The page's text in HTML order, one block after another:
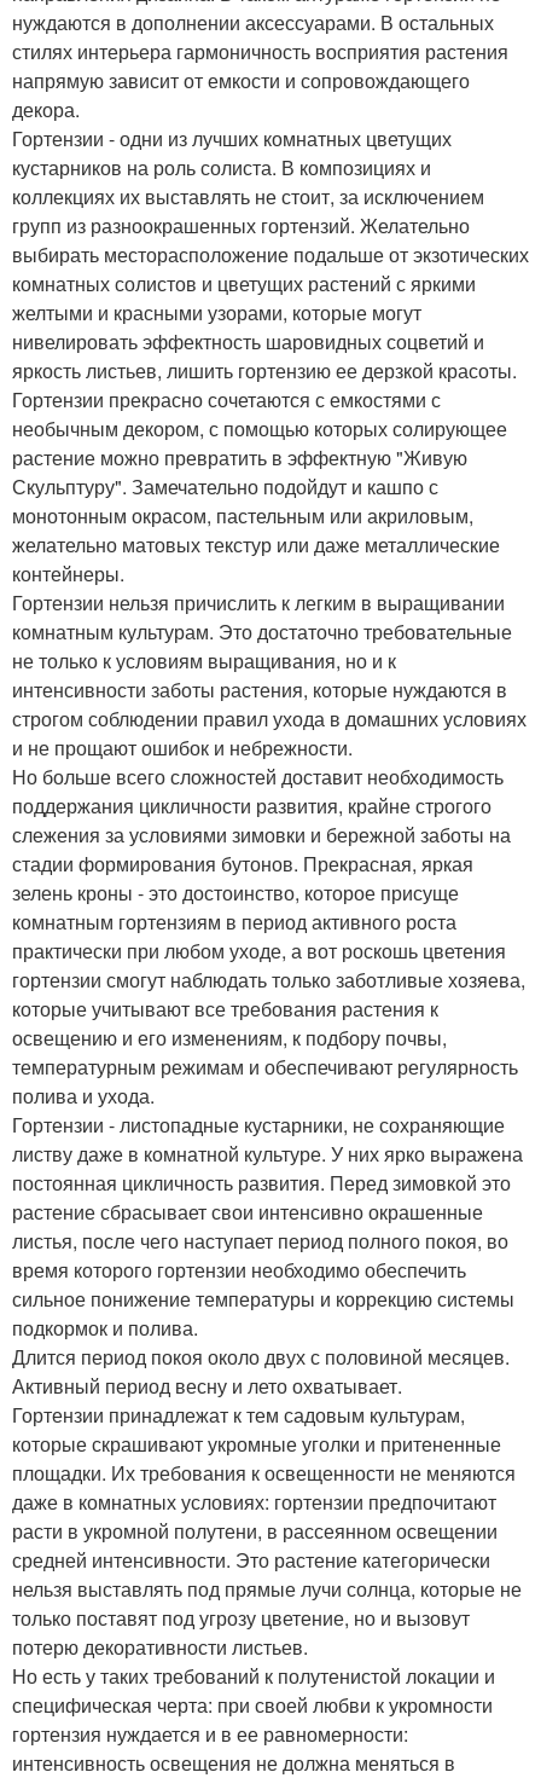
нуждаются в дополнении аксессуарами. В остальных
стилях интерьера гармоничность восприятия растения
напрямую зависит от емкости и сопровождающего
декора.
Гортензии - одни из лучших комнатных цветущих
кустарников на роль солиста. В композициях и
коллекциях их выставлять не стоит, за исключением
групп из разноокрашенных гортензий. Желательно
выбирать месторасположение подальше от экзотических
комнатных солистов и цветущих растений с яркими
желтыми и красными узорами, которые могут
нивелировать эффектность шаровидных соцветий и
яркость листьев, лишить гортензию ее дерзкой красоты.
Гортензии прекрасно сочетаются с емкостями с
необычным декором, с помощью которых солирующее
растение можно превратить в эффектную "Живую
Скульптуру". Замечательно подойдут и кашпо с
монотонным окрасом, пастельным или акриловым,
желательно матовых текстур или даже металлические
контейнеры.
Гортензии нельзя причислить к легким в выращивании
комнатным культурам. Это достаточно требовательные
не только к условиям выращивания, но и к
интенсивности заботы растения, которые нуждаются в
строгом соблюдении правил ухода в домашних условиях
и не прощают ошибок и небрежности.
Но больше всего сложностей доставит необходимость
поддержания цикличности развития, крайне строгого
слежения за условиями зимовки и бережной заботы на
стадии формирования бутонов. Прекрасная, яркая
зелень кроны - это достоинство, которое присуще
комнатным гортензиям в период активного роста
практически при любом уходе, а вот роскошь цветения
гортензии смогут наблюдать только заботливые хозяева,
которые учитывают все требования растения к
освещению и его изменениям, к подбору почвы,
температурным режимам и обеспечивают регулярность
полива и ухода.
Гортензии - листопадные кустарники, не сохраняющие
листву даже в комнатной культуре. У них ярко выражена
постоянная цикличность развития. Перед зимовкой это
растение сбрасывает свои интенсивно окрашенные
листья, после чего наступает период полного покоя, во
время которого гортензии необходимо обеспечить
сильное понижение температуры и коррекцию системы
подкормок и полива.
Длится период покоя около двух с половиной месяцев.
Активный период весну и лето охватывает.
Гортензии принадлежат к тем садовым культурам,
которые скрашивают укромные уголки и притененные
площадки. Их требования к освещенности не меняются
даже в комнатных условиях: гортензии предпочитают
расти в укромной полутени, в рассеянном освещении
средней интенсивности. Это растение категорически
нельзя выставлять под прямые лучи солнца, которые не
только поставят под угрозу цветение, но и вызовут
потерю декоративности листьев.
Но есть у таких требований к полутенистой локации и
специфическая черта: при своей любви к укромности
гортензия нуждается и в ее равномерности:
интенсивность освещения не должна меняться в